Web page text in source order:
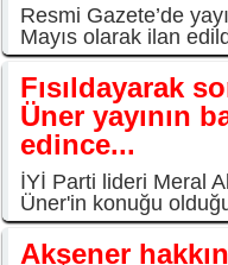
Resmi Gazete’de
Mayıs olarak ilan
Fısıldayarak
Üner yayının
edince...
İYİ Parti lideri Meral
Üner'in konuğu
Akşener